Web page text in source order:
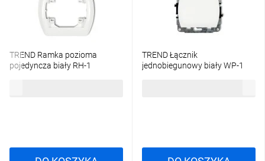
TREND Ramka pozioma
pojedyncza biały RH-1
TREND Łącznik
jednobiegunowy biały WP-1